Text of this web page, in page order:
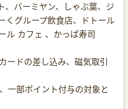
、バーミヤン、しゃぶ葉、ジ
くグループ飲食店、ドトール
ル カフェ 、かっぱ寿司
ードの差し込み、磁気取引
一部ポイント付与の対象と